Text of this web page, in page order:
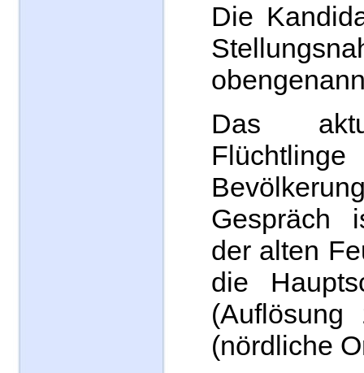
Die
Das
Gespräch
der alten
die
(Auflösung
(nördliche